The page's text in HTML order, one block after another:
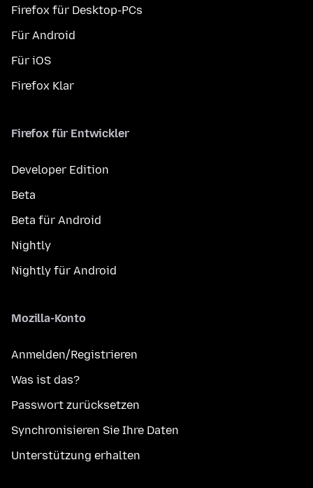
Firefox für Desktop-PCs
Für Android
Für iOS
Firefox Klar
Firefox für Entwickler
Developer Edition
Beta
Beta für Android
Nightly
Nightly für Android
Mozilla-Konto
Anmelden/Registrieren
Was ist das?
Passwort zurücksetzen
Synchronisieren Sie Ihre Daten
Unterstützung erhalten